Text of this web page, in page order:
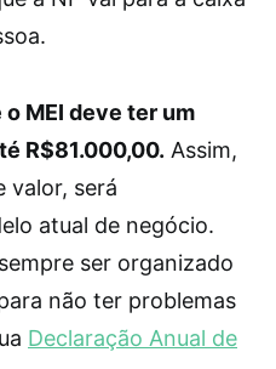
MEI deve ter um
R$81.000,00. Assim,
valor, será
atual de negócio.
ser organizado
não ter problemas
Declaração Anual de